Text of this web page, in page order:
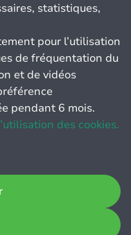
statistiques,
pour l’utilisation
de fréquentation du
et de vidéos
pendant 6 mois.
des cookies.